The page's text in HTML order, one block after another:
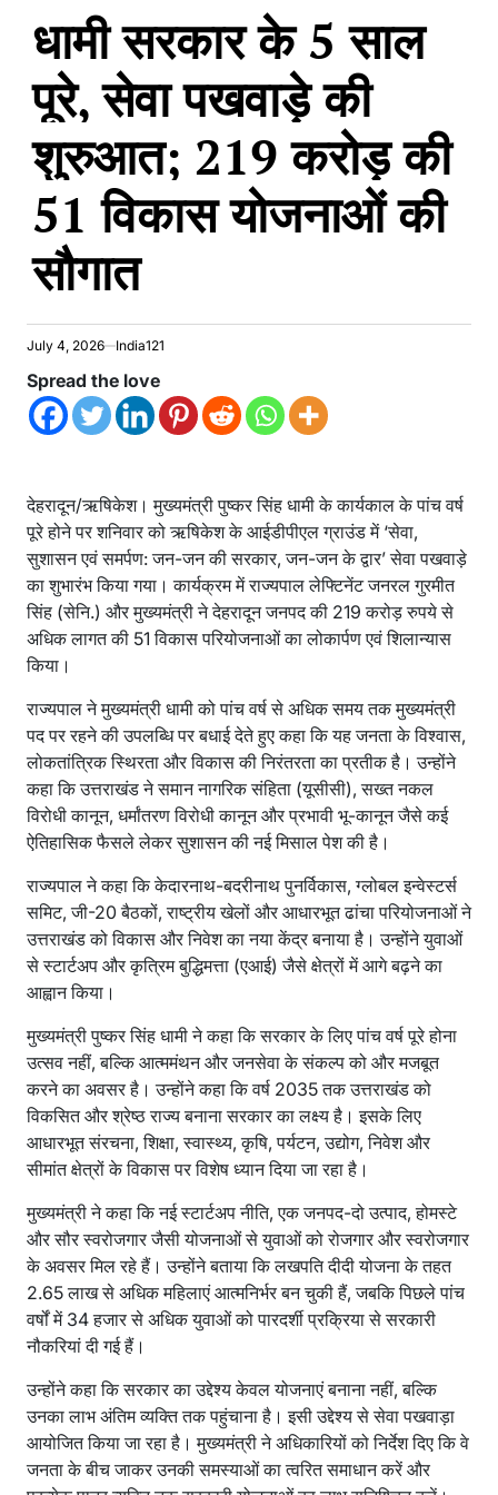
धामी सरकार के 5 साल
पूरे, सेवा पखवाड़े की
शुरुआत; 219 करोड़ की
51 विकास योजनाओं की
सौगात
July 4, 2026 India121
Spread the love
देहरादून/ऋषिकेश। मुख्यमंत्री पुष्कर सिंह धामी के कार्यकाल के पांच वर्ष
पूरे होने पर शनिवार को ऋषिकेश के आईडीपीएल ग्राउंड में ‘सेवा,
सुशासन एवं समर्पण: जन-जन की सरकार, जन-जन के द्वार’ सेवा पखवाड़े
का शुभारंभ किया गया। कार्यक्रम में राज्यपाल लेफ्टिनेंट जनरल गुरमीत
सिंह (सेनि.) और मुख्यमंत्री ने देहरादून जनपद की 219 करोड़ रुपये से
अधिक लागत की 51 विकास परियोजनाओं का लोकार्पण एवं शिलान्यास
किया।
राज्यपाल ने मुख्यमंत्री धामी को पांच वर्ष से अधिक समय तक मुख्यमंत्री
पद पर रहने की उपलब्धि पर बधाई देते हुए कहा कि यह जनता के विश्वास,
लोकतांत्रिक स्थिरता और विकास की निरंतरता का प्रतीक है। उन्होंने
कहा कि उत्तराखंड ने समान नागरिक संहिता (यूसीसी), सख्त नकल
विरोधी कानून, धर्मांतरण विरोधी कानून और प्रभावी भू-कानून जैसे कई
ऐतिहासिक फैसले लेकर सुशासन की नई मिसाल पेश की है।
राज्यपाल ने कहा कि केदारनाथ-बदरीनाथ पुनर्विकास, ग्लोबल इन्वेस्टर्स
समिट, जी-20 बैठकों, राष्ट्रीय खेलों और आधारभूत ढांचा परियोजनाओं ने
उत्तराखंड को विकास और निवेश का नया केंद्र बनाया है। उन्होंने युवाओं
से स्टार्टअप और कृत्रिम बुद्धिमत्ता (एआई) जैसे क्षेत्रों में आगे बढ़ने का
आह्वान किया।
मुख्यमंत्री पुष्कर सिंह धामी ने कहा कि सरकार के लिए पांच वर्ष पूरे होना
उत्सव नहीं, बल्कि आत्ममंथन और जनसेवा के संकल्प को और मजबूत
करने का अवसर है। उन्होंने कहा कि वर्ष 2035 तक उत्तराखंड को
विकसित और श्रेष्ठ राज्य बनाना सरकार का लक्ष्य है। इसके लिए
आधारभूत संरचना, शिक्षा, स्वास्थ्य, कृषि, पर्यटन, उद्योग, निवेश और
सीमांत क्षेत्रों के विकास पर विशेष ध्यान दिया जा रहा है।
मुख्यमंत्री ने कहा कि नई स्टार्टअप नीति, एक जनपद-दो उत्पाद, होमस्टे
और सौर स्वरोजगार जैसी योजनाओं से युवाओं को रोजगार और स्वरोजगार
के अवसर मिल रहे हैं। उन्होंने बताया कि लखपति दीदी योजना के तहत
2.65 लाख से अधिक महिलाएं आत्मनिर्भर बन चुकी हैं, जबकि पिछले पांच
वर्षों में 34 हजार से अधिक युवाओं को पारदर्शी प्रक्रिया से सरकारी
नौकरियां दी गई हैं।
उन्होंने कहा कि सरकार का उद्देश्य केवल योजनाएं बनाना नहीं, बल्कि
उनका लाभ अंतिम व्यक्ति तक पहुंचाना है। इसी उद्देश्य से सेवा पखवाड़ा
आयोजित किया जा रहा है। मुख्यमंत्री ने अधिकारियों को निर्देश दिए कि वे
जनता के बीच जाकर उनकी समस्याओं का त्वरित समाधान करें और